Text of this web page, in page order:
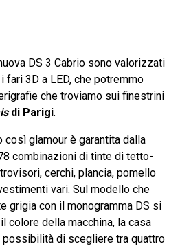
DS 3 Cabrio sono valorizzati
3D a LED, che potremmo
che troviamo sui finestrini
di Parigi.
così glamour è garantita dalla
combinazioni di tinte di tetto-
cerchi, plancia, pomello
vari. Sul modello che
grigia con il monogramma DS si
colore della macchina, la casa
possibilità di scegliere tra quattro